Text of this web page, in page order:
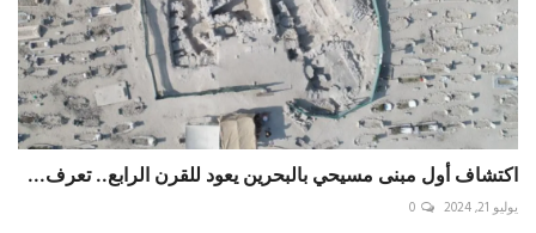
اكتشاف أول مبنى مسيحي بالبحرين يعود للقرن الرابع.. تعرف...
يوليو 21, 2024 0